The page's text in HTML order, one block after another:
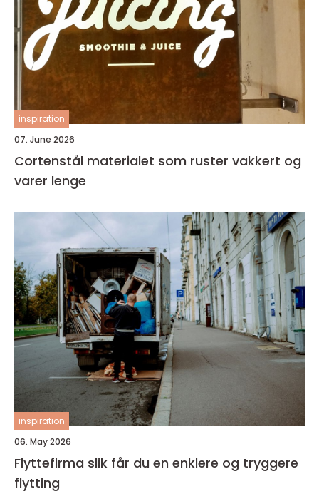
inspiration
07. June 2026
Cortenstål materialet som ruster vakkert og
varer lenge
inspiration
06. May 2026
Flyttefirma slik får du en enklere og tryggere
flytting